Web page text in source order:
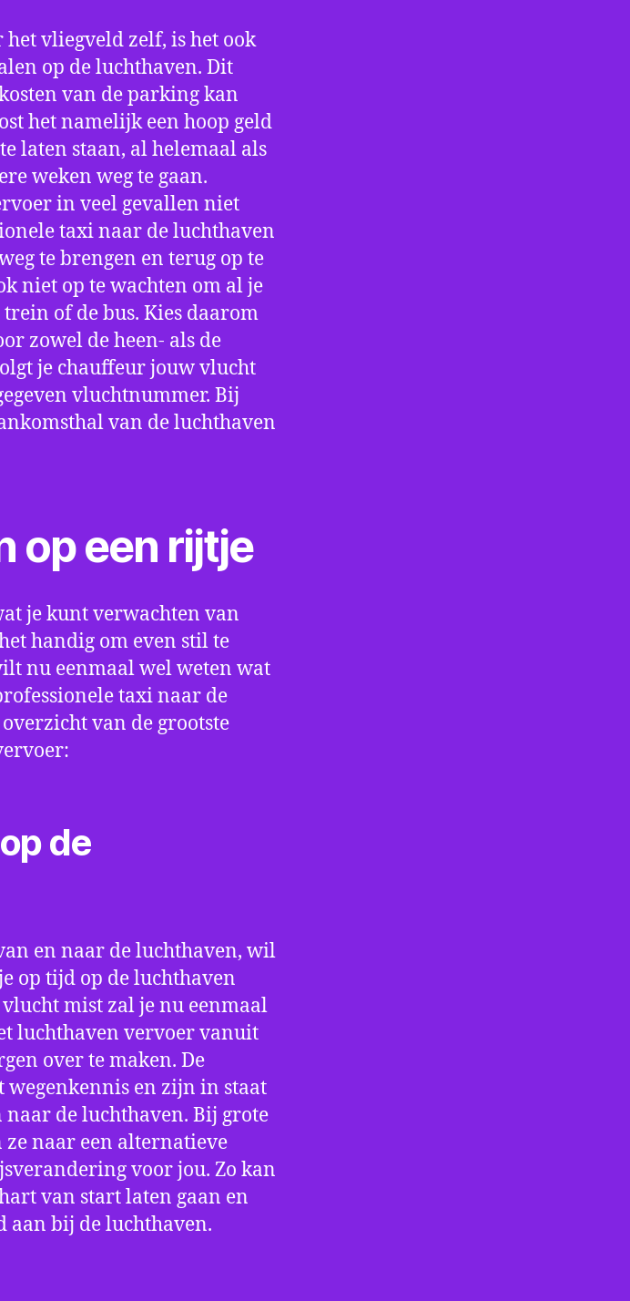
vliegveld zelf, is het ook
op de luchthaven. Dit
van de parking kan
het namelijk een hoop geld
laten staan, al helemaal als
weken weg te gaan.
in veel gevallen niet
taxi naar de luchthaven
te brengen en terug op te
niet op te wachten om al je
of de bus. Kies daarom
zowel de heen- als de
je chauffeur jouw vlucht
vluchtnummer. Bij
van de luchthaven
op een rijtje
je kunt verwachten van
handig om even stil te
nu eenmaal wel weten wat
taxi naar de
van de grootste
de
en naar de luchthaven, wil
op tijd op de luchthaven
mist zal je nu eenmaal
luchthaven vervoer vanuit
over te maken. De
wegenkennis en zijn in staat
naar de luchthaven. Bij grote
naar een alternatieve
voor jou. Zo kan
van start laten gaan en
aan bij de luchthaven.